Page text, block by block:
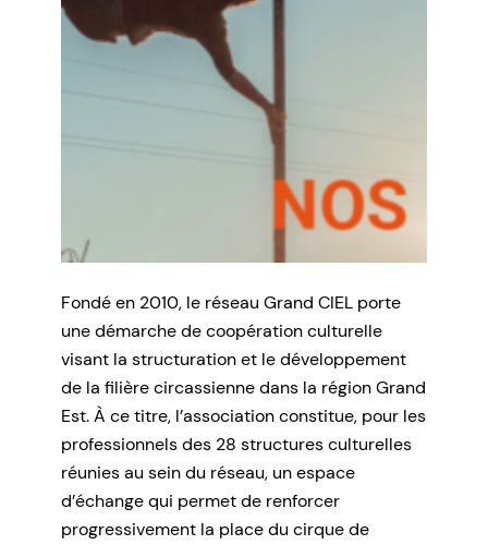
Fondé en 2010, le réseau Grand CIEL porte
une démarche de coopération culturelle
visant la structuration et le développement
de la filière circassienne dans la région Grand
Est. À ce titre, l’association constitue, pour les
professionnels des 28 structures culturelles
réunies au sein du réseau, un espace
d’échange qui permet de renforcer
progressivement la place du cirque de